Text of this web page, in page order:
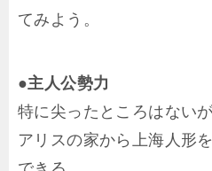
てみよう。
●主人公勢力
特に尖ったところはない
アリスの家から上海人形